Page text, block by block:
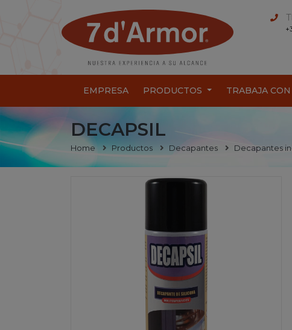
EMPRESA PRODUCTOS TRABAJA
DECAPSIL
Home Productos Decapantes Decapantes